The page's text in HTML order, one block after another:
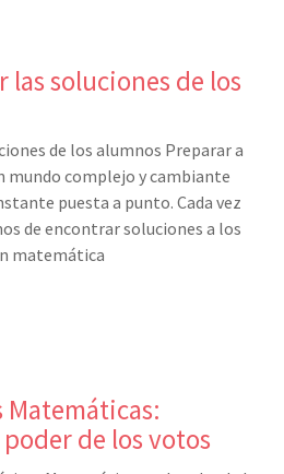
las soluciones de los
de los alumnos Preparar a
mundo complejo y cambiante
puesta a punto. Cada vez
de encontrar soluciones a los
matemática
Matemáticas:
de los votos